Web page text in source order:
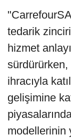
tedarik
hizmet
ihracıyla
gelişimine
modellerinin